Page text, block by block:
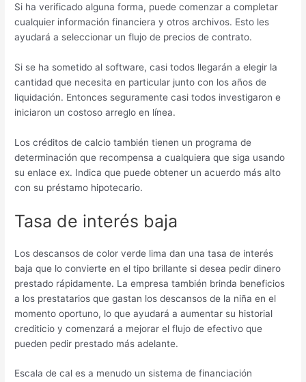
Si ha verificado alguna forma, puede comenzar a completar
cualquier información financiera y otros archivos. Esto les
ayudará a seleccionar un flujo de precios de contrato.
Si se ha sometido al software, casi todos llegarán a elegir la
cantidad que necesita en particular junto con los años de
liquidación. Entonces seguramente casi todos investigaron e
iniciaron un costoso arreglo en línea.
Los créditos de calcio también tienen un programa de
determinación que recompensa a cualquiera que siga usando
su enlace ex. Indica que puede obtener un acuerdo más alto
con su préstamo hipotecario.
Tasa de interés baja
Los descansos de color verde lima dan una tasa de interés
baja que lo convierte en el tipo brillante si desea pedir dinero
prestado rápidamente. La empresa también brinda beneficios
a los prestatarios que gastan los descansos de la niña en el
momento oportuno, lo que ayudará a aumentar su historial
crediticio y comenzará a mejorar el flujo de efectivo que
pueden pedir prestado más adelante.
Escala de cal es a menudo un sistema de financiación